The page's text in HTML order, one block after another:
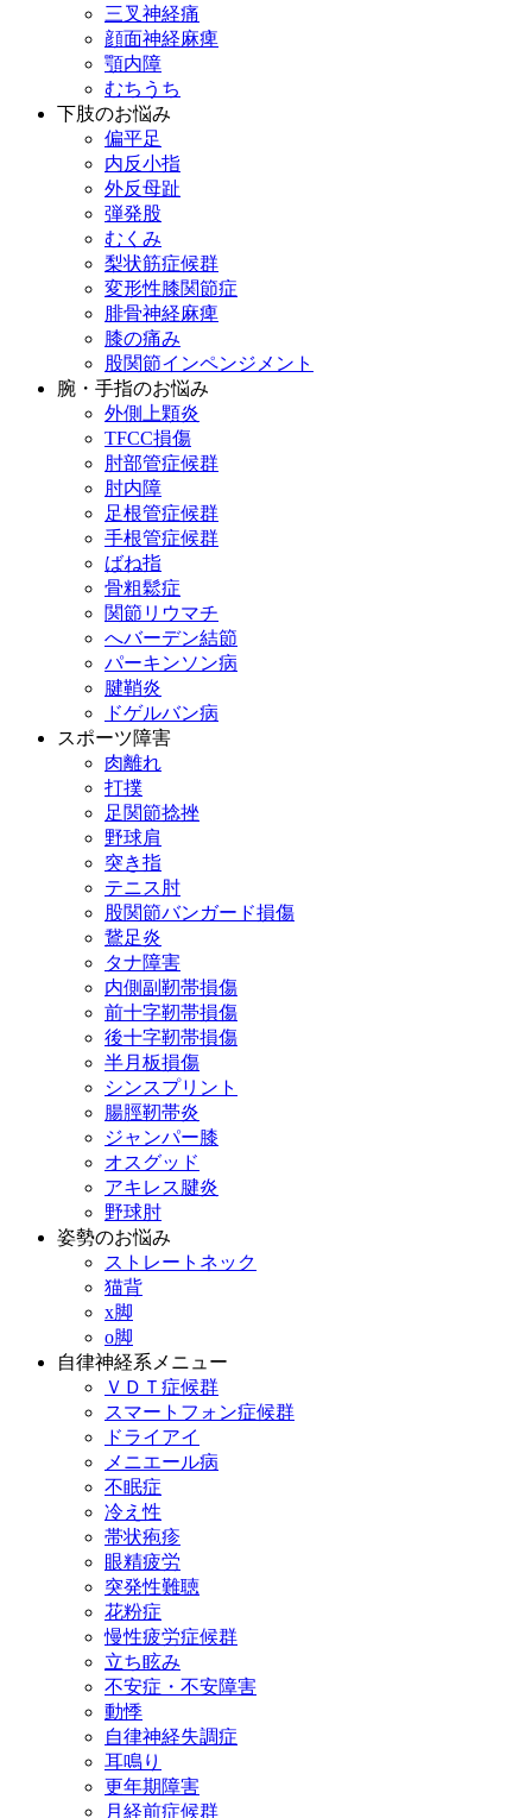
三叉神経痛
顔面神経麻痺
顎内障
むちうち
下肢のお悩み
偏平足
内反小指
外反母趾
弾発股
むくみ
梨状筋症候群
変形性膝関節症
腓骨神経麻痺
膝の痛み
股関節インペンジメント
腕・手指のお悩み
外側上顆炎
TFCC損傷
肘部管症候群
肘内障
足根管症候群
手根管症候群
ばね指
骨粗鬆症
関節リウマチ
へバーデン結節
パーキンソン病
腱鞘炎
ドゲルバン病
スポーツ障害
肉離れ
打撲
足関節捻挫
野球肩
突き指
テニス肘
股関節バンガード損傷
鵞足炎
タナ障害
内側副靭帯損傷
前十字靭帯損傷
後十字靭帯損傷
半月板損傷
シンスプリント
腸脛靭帯炎
ジャンパー膝
オスグッド
アキレス腱炎
野球肘
姿勢のお悩み
ストレートネック
猫背
x脚
o脚
自律神経系メニュー
ＶＤＴ症候群
スマートフォン症候群
ドライアイ
メニエール病
不眠症
冷え性
帯状疱疹
眼精疲労
突発性難聴
花粉症
慢性疲労症候群
立ち眩み
不安症・不安障害
動悸
自律神経失調症
耳鳴り
更年期障害
月経前症候群